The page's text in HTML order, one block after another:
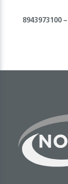
8943973100